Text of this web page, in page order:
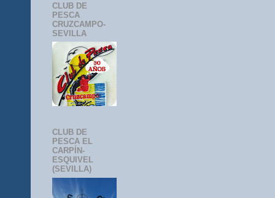
CLUB DE
PESCA
CRUZCAMPO-
SEVILLA
CLUB DE
PESCA EL
CARPÍN-
ESQUIVEL
(SEVILLA)